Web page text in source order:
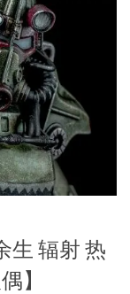
生 辐射 热
】